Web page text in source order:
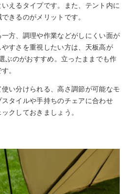
えるタイプです。また、テント内に
きるのがメリットです。
方、調理や作業などがしにくい面が
すさを重視したい方は、天板高が
ぶのがおすすめ。立ったままでも作
。
い分けられる、高さ調節が可能なモ
タイルや手持ちのチェアに合わせ
クしておきましょう。